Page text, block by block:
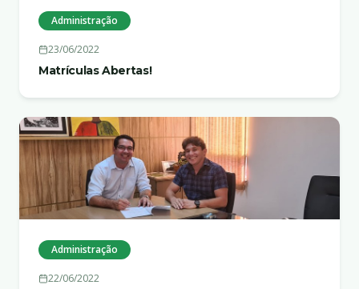
Administração
23/06/2022
Matrículas Abertas!
Administração
22/06/2022